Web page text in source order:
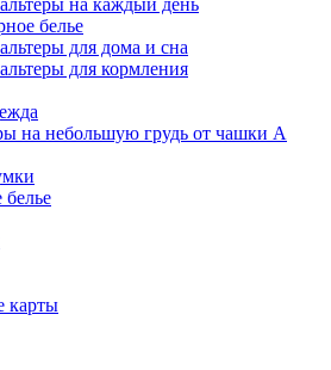
на каждый день
белье
для дома и сна
для кормления
на небольшую грудь от чашки А
карты